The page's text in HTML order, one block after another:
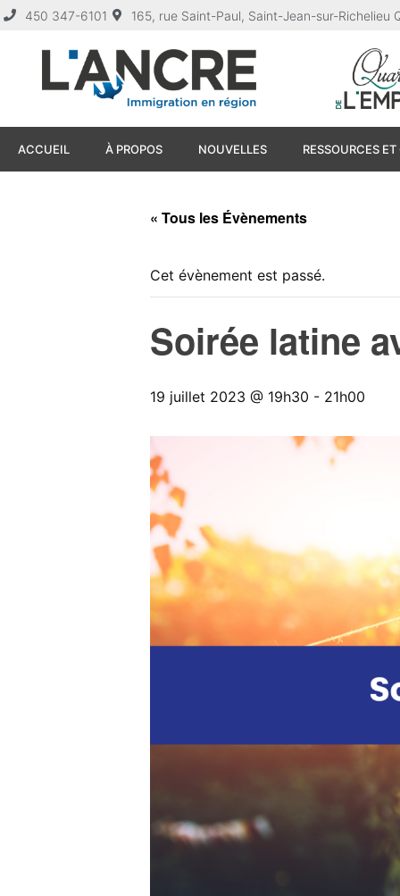
450 347-6101 165, rue Saint-Paul, Saint-Jean-sur-Richelieu
ACCUEIL À PROPOS NOUVELLES RESSOURCES
« Tous les Évènements
Cet évènement est passé.
Soirée latine
19 juillet 2023 @ 19h30 - 21h00